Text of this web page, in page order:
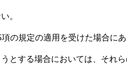
。
の規定の適用を受けた場合に
とする場合においては、それ